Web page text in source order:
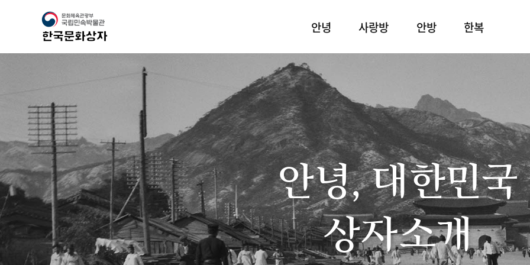
안녕 사랑방 안방 한복
안녕, 대한민국
상자소개